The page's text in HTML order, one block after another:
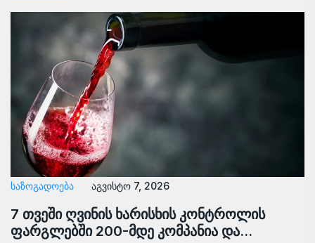
ᲡᲐᲖᲝᲒᲐᲓᲝᲔᲑᲐ აგვისტო 7, 2026
7 თვეში ღვინის ხარისხის კონტროლის
ფარგლებში 200-მდე კომპანია და…